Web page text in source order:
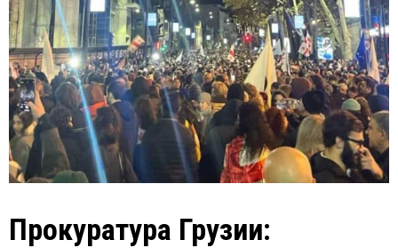
Прокуратура Грузии: